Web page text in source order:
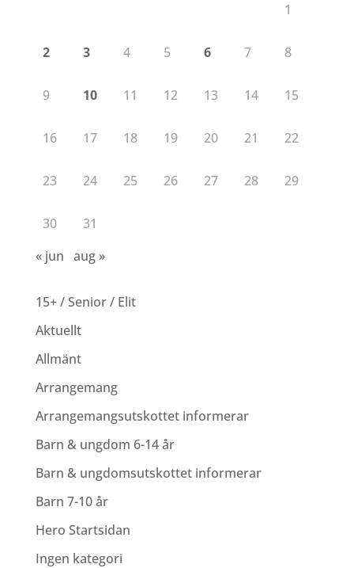
1
2 3 4 5 6 7 8
9 10 11 12 13 14 15
16 17 18 19 20 21 22
23 24 25 26 27 28 29
30
31
« jun aug »
15+ / Senior / Elit
Aktuellt
Allmänt
Arrangemang
Arrangemangsutskottet informerar
Barn & ungdom 6-14 år
Barn & ungdomsutskottet informerar
Barn 7-10 år
Hero Startsidan
Ingen kategori